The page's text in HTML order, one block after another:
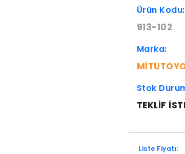
Ürün Kodu:
913-102
Marka:
Stok
TEKLIF
Liste Fiyatı: